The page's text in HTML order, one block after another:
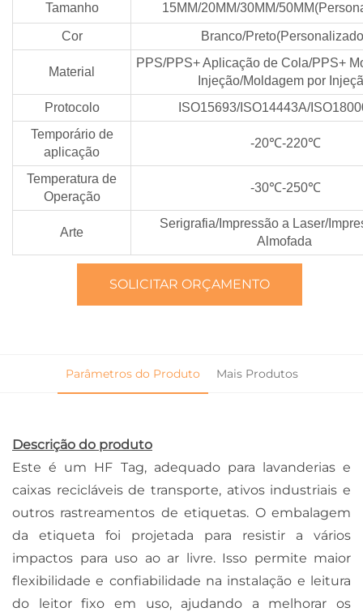
Tamanho 15MM/20MM/30MM/
Cor Branco/
Material
PPS/PPS+ Aplicação de Cola/PPS+
Injeção/Moldagem por
Protocolo
ISO15693/ISO14443A/
Temporário de
aplicação
-20℃-220℃
Temperatura de
Operação
-30℃-250℃
Arte
Serigrafia/Impressão a Laser/
Almofada
SOLICITAR ORÇAMENTO
Parâmetros do Produto Mais Produtos
Descrição do produto
Este é um HF Tag, adequado para lavanderias e
caixas recicláveis de transporte, ativos industriais e
outros rastreamentos de etiquetas. O embalagem
da etiqueta foi projetada para resistir a vários
impactos para uso ao ar livre. Isso permite maior
flexibilidade e confiabilidade na instalação e leitura
do leitor fixo em uso, ajudando a melhorar os